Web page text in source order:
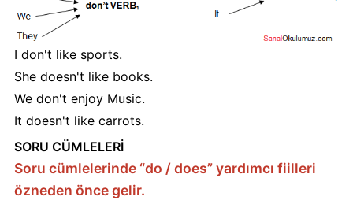
I don't like sports.
She doesn't like books.
We don't enjoy Music.
It doesn't like carrots.
SORU CÜMLELERİ
Soru cümlelerinde “do / does” yardımcı fiilleri
özneden önce gelir.